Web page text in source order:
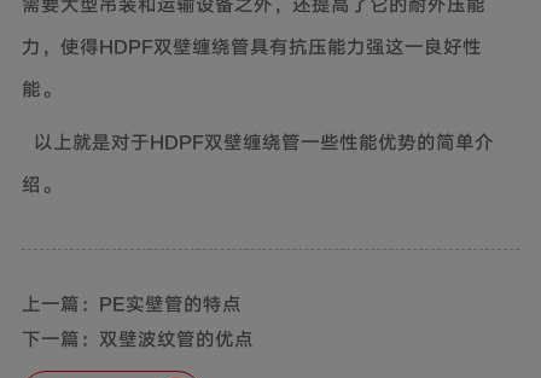
力，使得HDPF双壁缠绕管具有抗压能力强这一良好性
能。
以上就是对于HDPF双壁缠绕管一些性能优势的简单介
绍。
上一篇：PE实壁管的特点
下一篇：双壁波纹管的优点